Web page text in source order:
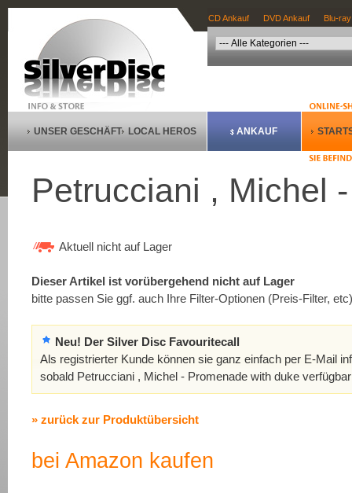
CD Ankauf DVD Ankauf Blu-
UNSER GESCHÄFT LOCAL HEROS ANKAUF
Petrucciani , Michel
Aktuell nicht auf Lager
Dieser Artikel ist vorübergehend nicht auf Lager
bitte passen Sie ggf. auch Ihre Filter-Optionen (Preis-Filter,
Neu! Der Silver Disc Favouritecall
Als registrierter Kunde können sie ganz einfach per E-Mail
sobald Petrucciani , Michel - Promenade with duke
» zurück zur Produktübersicht
bei Amazon kaufen